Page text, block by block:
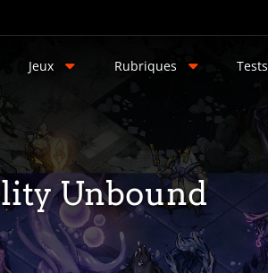
Jeux Rubriques Tests
Unbound